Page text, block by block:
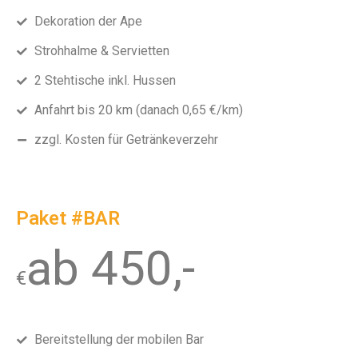
Dekoration der Ape
Strohhalme & Servietten
2 Stehtische inkl. Hussen
Anfahrt bis 20 km (danach 0,65 €/km)
zzgl. Kosten für Getränkeverzehr
Paket #BAR
€ab 450,-
Bereitstellung der mobilen Bar